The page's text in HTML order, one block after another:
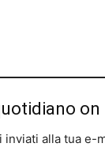
alla tua e-